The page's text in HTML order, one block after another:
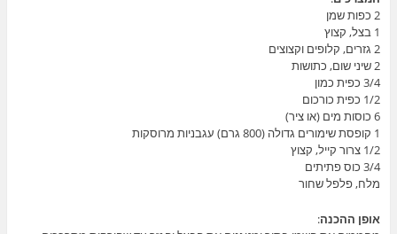
2 כפות שמן
1 בצל, קצוץ
2 גזרים, קלופים וקצוצים
2 שיני שום, כתושות
3/4 כפית כמון
1/2 כפית כורכום
6 כוסות מים (או ציר)
1 קופסת שימורים גדולה (800 גרם) עגבניות מרוסקות
1/2 צרור קייל, קצוץ
3/4 כוס פתיתים
מלח, פלפל שחור
אופן ההכנה: